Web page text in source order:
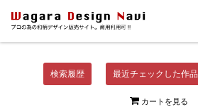
検索履歴 最近チェックした作品
カートを見る